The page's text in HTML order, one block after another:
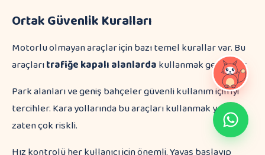
Ortak Güvenlik Kuralları
Motorlu olmayan araçlar için bazı temel kurallar var. Bu
araçlarıtrafiğe kapalı alanlardakullanmak gerekiyor.
Park alanları ve geniş bahçeler güvenli kullanım için iyi
tercihler. Kara yollarında bu araçları kullanmak yasak,
zaten çok riskli.